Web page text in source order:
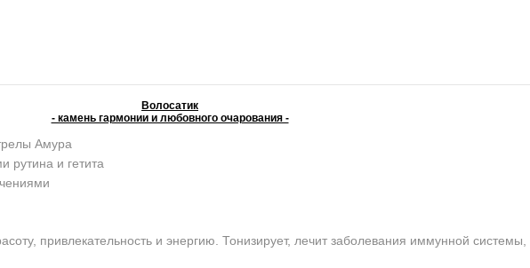
Волосатик
- камень гармонии и любовного очарования -
Амура
рутина и гетита
привлекательность и энергию. Тонизирует, лечит заболевания иммунной